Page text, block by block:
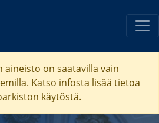
aineisto on saatavilla vain
Katso infosta lisää tietoa
käytöstä.